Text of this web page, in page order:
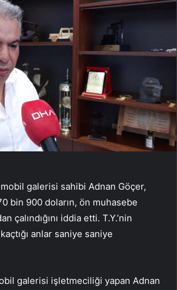
galerisi sahibi Adnan Göçer,
bin 900 doların, ön muhasebe
çalındığını iddia etti. T.Y.’nin
anlar saniye saniye
galerisi işletmeciliği yapan Adnan